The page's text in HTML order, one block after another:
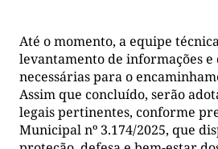
Até o momento, a equipe
levantamento de informações e
necessárias para o
Assim que concluído, serão
legais pertinentes, conforme
Municipal nº 3.174/2025, que